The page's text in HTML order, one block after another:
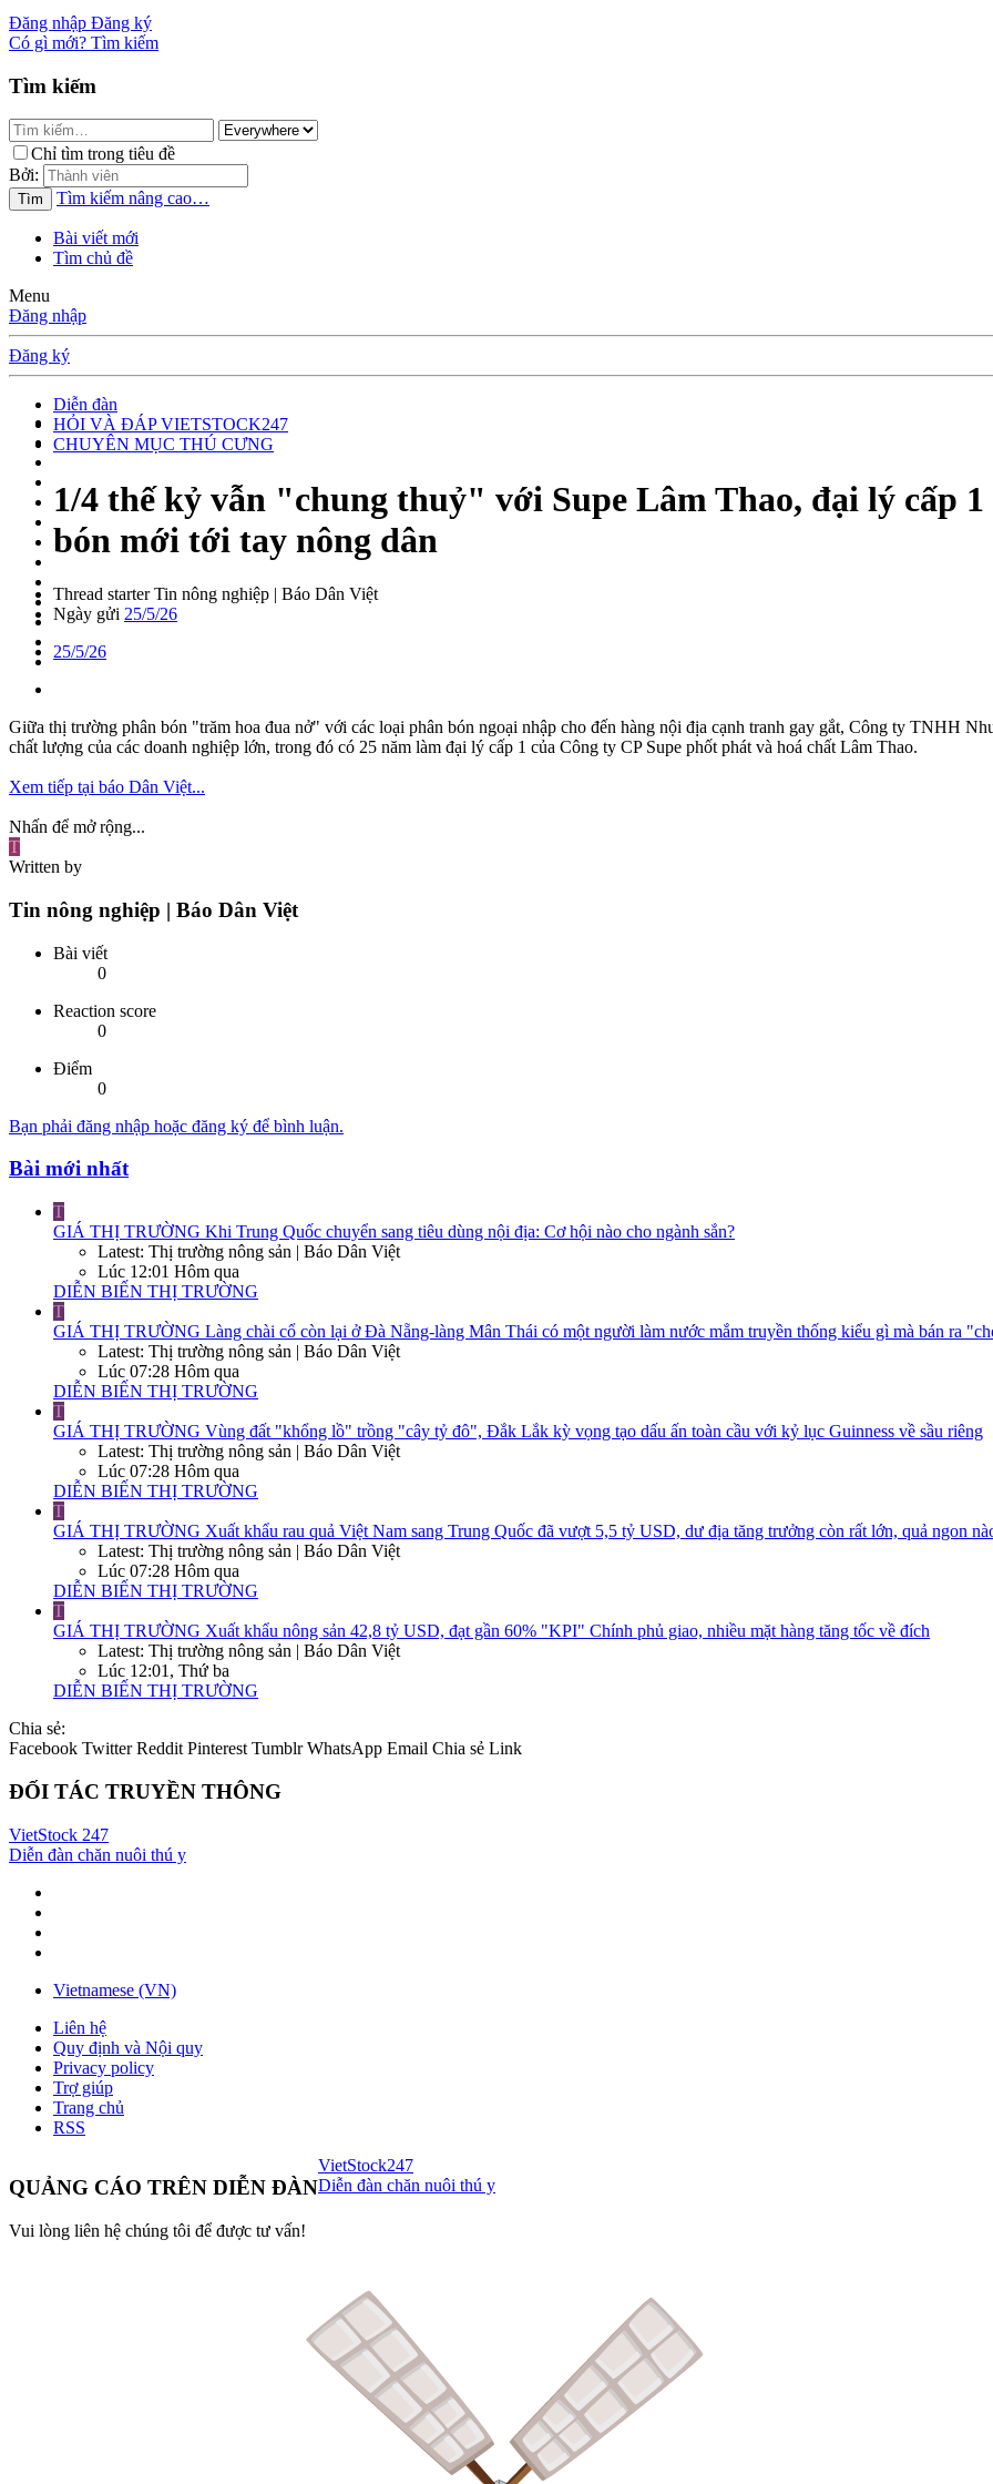
Đăng nhập Đăng ký
Có gì mới? Tìm kiếm
Tìm kiếm
Chỉ tìm trong tiêu đề
Bởi:
Tìm Tìm kiếm nâng cao…
Bài viết mới
Tìm chủ đề
Menu
Đăng nhập
Đăng ký
Diễn đàn
HỎI VÀ ĐÁP VIETSTOCK247
CHUYÊN MỤC THÚ CƯNG
1/4 thế kỷ vẫn "chung thuỷ" với Supe Lâm Thao, đại lý cấp
bón mới tới tay nông dân
Thread starter Tin nông nghiệp | Báo Dân Việt
Ngày gửi 25/5/26
25/5/26
Giữa thị trường phân bón "trăm hoa đua nở" với các loại phân bón ngoại nhập cho đến hàng nội địa cạnh tranh gay gắt, Công ty TNHH
chất lượng của các doanh nghiệp lớn, trong đó có 25 năm làm đại lý cấp 1 của Công ty CP Supe phốt phát và hoá chất Lâm Thao.
Xem tiếp tại báo Dân Việt...
Nhấn để mở rộng...
T
Written by
Tin nông nghiệp | Báo Dân Việt
Bài viết
0
Reaction score
0
Điểm
0
Bạn phải đăng nhập hoặc đăng ký để bình luận.
Bài mới nhất
T
GIÁ THỊ TRƯỜNG Khi Trung Quốc chuyển sang tiêu dùng nội địa: Cơ hội nào cho ngành sắn?
Latest: Thị trường nông sản | Báo Dân Việt
Lúc 12:01 Hôm qua
DIỄN BIẾN THỊ TRƯỜNG
T
GIÁ THỊ TRƯỜNG Làng chài cổ còn lại ở Đà Nẵng-làng Mân Thái có một người làm nước mắm truyền thống kiểu gì mà bán ra
Latest: Thị trường nông sản | Báo Dân Việt
Lúc 07:28 Hôm qua
DIỄN BIẾN THỊ TRƯỜNG
T
GIÁ THỊ TRƯỜNG Vùng đất "khổng lồ" trồng "cây tỷ đô", Đắk Lắk kỳ vọng tạo dấu ấn toàn cầu với kỷ lục Guinness về sầu riêng
Latest: Thị trường nông sản | Báo Dân Việt
Lúc 07:28 Hôm qua
DIỄN BIẾN THỊ TRƯỜNG
T
GIÁ THỊ TRƯỜNG Xuất khẩu rau quả Việt Nam sang Trung Quốc đã vượt 5,5 tỷ USD, dư địa tăng trưởng còn rất lớn, quả ngon
Latest: Thị trường nông sản | Báo Dân Việt
Lúc 07:28 Hôm qua
DIỄN BIẾN THỊ TRƯỜNG
T
GIÁ THỊ TRƯỜNG Xuất khẩu nông sản 42,8 tỷ USD, đạt gần 60% "KPI" Chính phủ giao, nhiều mặt hàng tăng tốc về đích
Latest: Thị trường nông sản | Báo Dân Việt
Lúc 12:01, Thứ ba
DIỄN BIẾN THỊ TRƯỜNG
Chia sẻ:
Facebook Twitter Reddit Pinterest Tumblr WhatsApp Email Chia sẻ Link
ĐỐI TÁC TRUYỀN THÔNG
VietStock 247
Diễn đàn chăn nuôi thú y
Vietnamese (VN)
Liên hệ
Quy định và Nội quy
Privacy policy
Trợ giúp
Trang chủ
RSS
QUẢNG CÁO TRÊN DIỄN ĐÀN
Vui lòng liên hệ chúng tôi để được tư vấn!
VietStock247
Diễn đàn chăn nuôi thú y